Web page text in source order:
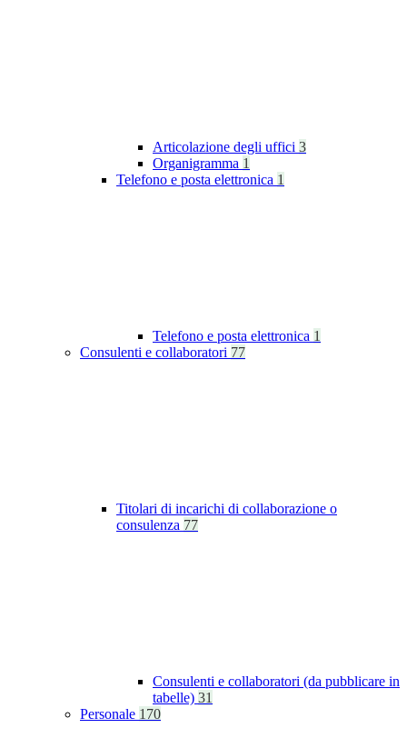
Articolazione degli uffici 3
Organigramma 1
Telefono e posta elettronica 1
Telefono e posta elettronica 1
Consulenti e collaboratori 77
Titolari di incarichi di collaborazione o
consulenza 77
Consulenti e collaboratori (da pubblicare in
tabelle) 31
Personale 170